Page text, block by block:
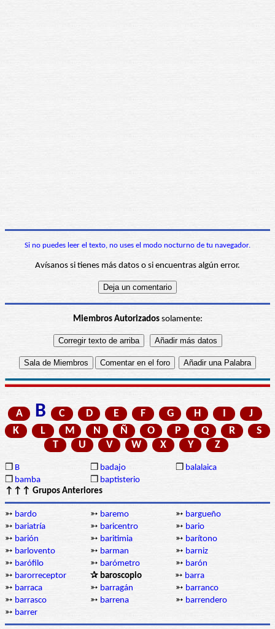
Si no puedes leer el texto, no uses el modo nocturno de tu navegador.
Avísanos si tienes más datos o si encuentras algún error.
Miembros Autorizadossolamente:
A B C D E F G H I
J
K
L M N Ñ O P Q R
S
T
U V W X Y Z
❒ B ❒ badajo ❒ balalaica
❒ bamba ❒ baptisterio
↑↑↑ Grupos Anteriores
➳ bardo ➳ baremo ➳ bargueño
➳ bariatría ➳ baricentro ➳ bario
➳ barión ➳ baritimia ➳ barítono
➳ barlovento ➳ barman ➳ barniz
➳ barófilo ➳ barómetro ➳ barón
➳ barorreceptor ✰ baroscopio ➳ barra
➳ barraca ➳ barragán ➳ barranco
➳ barrasco ➳ barrena ➳ barrendero
➳ barrer